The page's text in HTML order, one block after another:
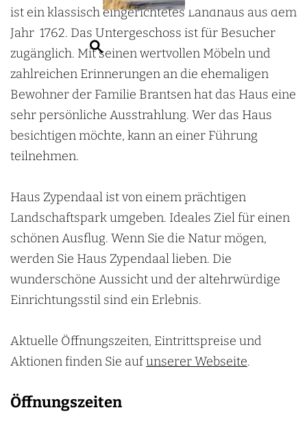
e
d
a
a
l
e
n
d
a
a
l
p
e
n
d
a
a
l
n
d
a
a
l
y
p
e
n
d
a
a
ist ein klassisch eingerichtetes Landhaus aus dem
Jahr 1762. Das Untergeschoss ist für Besucher
zugänglich. Mit seinen wertvollen Möbeln und
zahlreichen Erinnerungen an die ehemaligen
Bewohner der Familie Brantsen hat das Haus eine
sehr persönliche Ausstrahlung. Wer das Haus
besichtigen möchte, kann an einer Führung
teilnehmen.
Haus Zypendaal ist von einem prächtigen
Landschaftspark umgeben. Ideales Ziel für einen
schönen Ausflug. Wenn Sie die Natur mögen,
werden Sie Haus Zypendaal lieben. Die
wunderschöne Aussicht und der altehrwürdige
Einrichtungsstil sind ein Erlebnis.
Aktuelle Öffnungszeiten, Eintrittspreise und
Aktionen finden Sie aufunserer Webseite.
Öffnungszeiten